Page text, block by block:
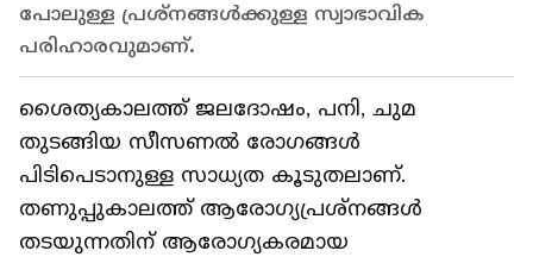
പോലുള്ള പ്രശ്‌നങ്ങള്‍ക്കുള്ള സ്വാഭാവിക
പരിഹാരവുമാണ്.
ശൈത്യകാലത്ത് ജലദോഷം, പനി, ചുമ
തുടങ്ങിയ സീസണൽ രോഗങ്ങൾ
പിടിപെടാനുള്ള സാധ്യത കൂടുതലാണ്.
തണുപ്പുകാലത്ത് ആരോഗ്യപ്രശ്നങ്ങൾ
തടയുന്നതിന് ആരോഗ്യകരമായ